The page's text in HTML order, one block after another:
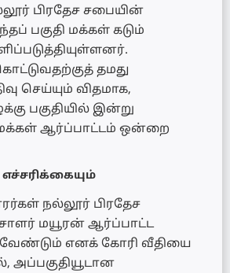
பிரதேச சபையின்
பகுதி மக்கள் கடும்
தமது
செய்யும் விதமாக,
பகுதியில் இன்று
ஆர்ப்பாட்டம் ஒன்றை
நல்லூர் பிரதேச
மயூரன் ஆர்ப்பாட்ட
எனக் கோரி வீதியை
அப்பகுதியூடான